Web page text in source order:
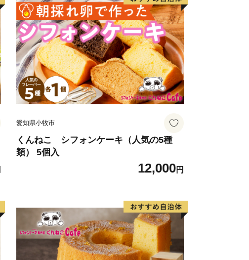
愛知県小牧市
くんねこ シフォンケーキ（人気の5種
類） 5個入
12,000円